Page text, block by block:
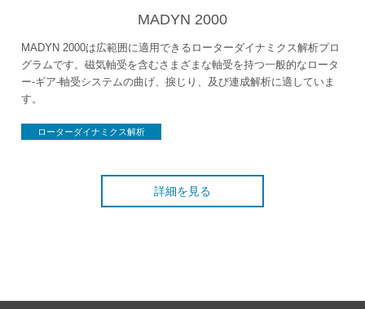
MADYN 2000
MADYN 2000は広範囲に適用できるローターダイナミクス解析プロ
グラムです。磁気軸受を含むさまざまな軸受を持つ一般的なロータ
ー-ギア-軸受システムの曲げ、捩じり、及び連成解析に適していま
す。
ローターダイナミクス解析
詳細を見る